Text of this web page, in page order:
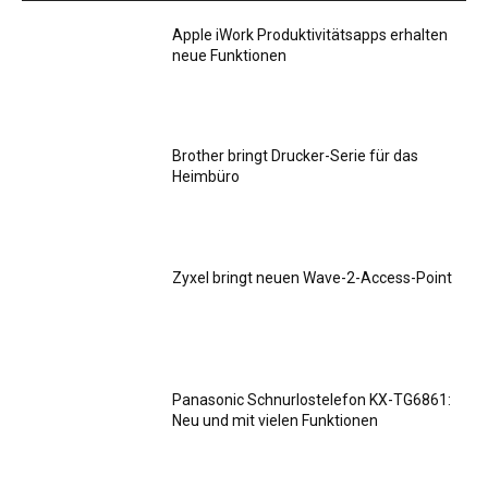
Apple iWork Produktivitätsapps erhalten
neue Funktionen
Brother bringt Drucker-Serie für das
Heimbüro
Zyxel bringt neuen Wave-2-Access-Point
Panasonic Schnurlostelefon KX-TG6861:
Neu und mit vielen Funktionen